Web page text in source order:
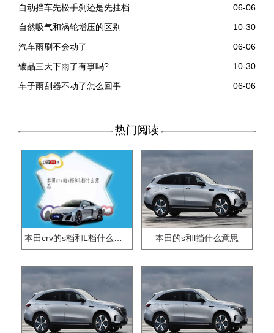
自动挡车先松手刹还是先挂档
06-06
自然吸气和涡轮增压的区别
10-30
汽车雨刷不会动了
06-06
镀晶三天下雨了有事吗?
10-30
车子雨刮器不动了怎么回事
06-06
热门阅读
本田的s和l挡什么意思